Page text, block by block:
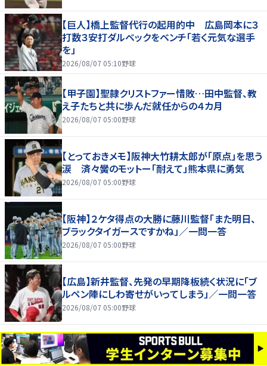
【巨人】橋上監督代行の起用的中 広島岡本に３
打数３安打ダルベックをベンチ「若く元気な選手
を」
2026/08/07 05:10野球
【甲子園】聖隷クリストファー惜敗…田中監督、教
え子たちと共に歩んだ就任からの４カ月
2026/08/07 05:00野球
【とっておきメモ】阪神大竹耕太郎が「原点」を思う
涙 済々黌のモットー「耐えて」熊本県に勇気
2026/08/07 05:00野球
【阪神】２ケタ得点の大勝に藤川監督「また明日、
ブラックタイガースですかね」／一問一答
2026/08/07 05:00野球
【広島】新井監督、先発の早期降板続く状況に「ブ
ルペン陣にしわ寄せがいってしまう」／一問一答
2026/08/07 05:00野球